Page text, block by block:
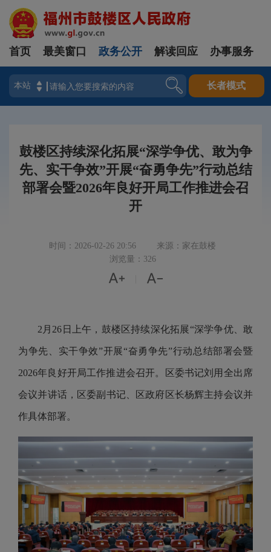
登录
首页 最美窗口 政务公开 解读回应 办事服务
长者模式
鼓楼区持续深化拓展“深学争优、敢为争
先、实干争效”开展“奋勇争先”行动总结
部署会暨2026年良好开局工作推进会召
开
时间：2026-02-26 20:56
来源：家在鼓楼
浏览量：326
 
2月26日上午，鼓楼区持续深化拓展“深学争优、敢
为争先、实干争效”开展“奋勇争先”行动总结部署会暨
2026年良好开局工作推进会召开。区委书记刘用全出席
会议并讲话，区委副书记、区政府区长杨辉主持会议并
作具体部署。